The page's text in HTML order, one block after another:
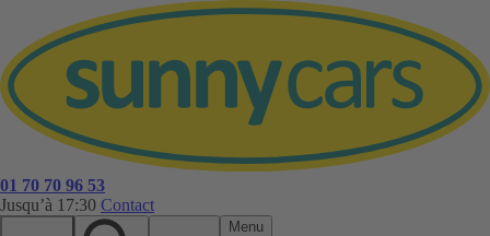
01 70 70 96 53
Jusqu’à 17:30 Contact
Menu